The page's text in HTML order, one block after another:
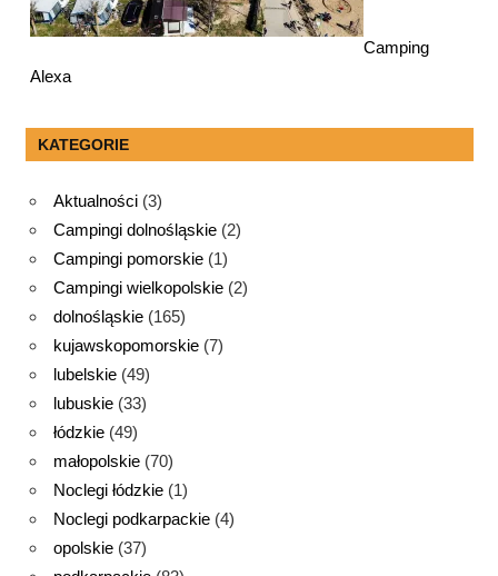
Camping
Alexa
KATEGORIE
Aktualności (3)
Campingi dolnośląskie (2)
Campingi pomorskie (1)
Campingi wielkopolskie (2)
dolnośląskie (165)
kujawskopomorskie (7)
lubelskie (49)
lubuskie (33)
łódzkie (49)
małopolskie (70)
Noclegi łódzkie (1)
Noclegi podkarpackie (4)
opolskie (37)